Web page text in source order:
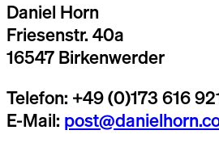
Daniel Horn
Friesenstr. 40a
16547 Birkenwerder
Telefon: +49 (0)173 616
E-Mail: